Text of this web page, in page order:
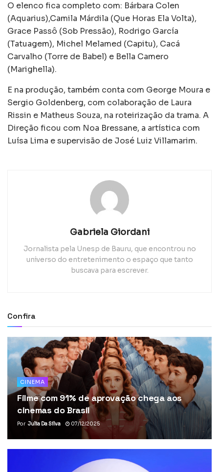
O elenco fica completo com: Bárbara Colen
(Aquarius),Camila Márdila (Que Horas Ela Volta),
Grace Passô (Sob Pressão), Rodrigo García
(Tatuagem), Michel Melamed (Capitu), Cacá
Carvalho (Torre de Babel) e Bella Camero
(Marighella).
E na produção, também conta com George Moura e
Sergio Goldenberg, com colaboração de Laura
Rissin e Matheus Souza, na roteirização da trama. A
Direção ficou com Noa Bressane, a artística com
Luísa Lima e supervisão de José Luiz Villamarim.
Gabriela Giordani
Jornalista pela Unesp de Bauru, que encontrou no
universo do entretenimento o espaço que tanto
buscava para escrever.
Confira
CINEMA
Filme com 91% de aprovação chega aos
cinemas do Brasil
Por Julia Da Silva 07/12/2025